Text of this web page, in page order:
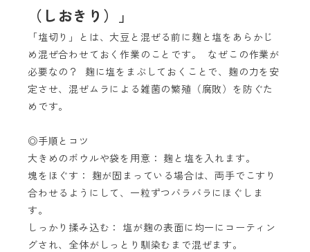
（しおきり）」
「塩切り」とは、大豆と混ぜる前に麹と塩をあらかじ
め混ぜ合わせておく作業のことです。 なぜこの作業が
必要なの？ 麹に塩をまぶしておくことで、麹の力を安
定させ、混ぜムラによる雑菌の繁殖（腐敗）を防ぐた
めです。
◎手順とコツ
大きめのボウルや袋を用意： 麹と塩を入れます。
塊をほぐす： 麹が固まっている場合は、両手でこすり
合わせるようにして、一粒ずつバラバラにほぐしま
す。
しっかり揉み込む： 塩が麹の表面に均一にコーティン
グされ、全体がしっとり馴染むまで混ぜます。